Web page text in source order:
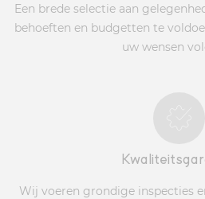
Een brede selectie aan
behoeften en budgetten te
uw wensen
Wij voeren grondige inspecties